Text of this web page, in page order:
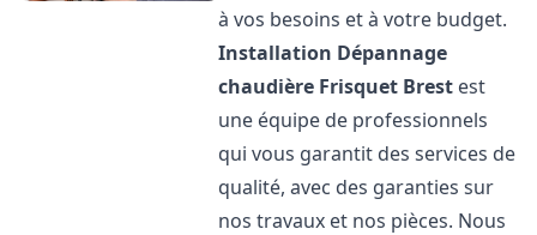
à vos besoins et à votre budget.
Installation Dépannage
chaudière Frisquet Brest est
une équipe de professionnels
qui vous garantit des services de
qualité, avec des garanties sur
nos travaux et nos pièces. Nous